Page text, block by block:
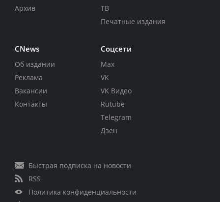
Архив
ТВ
Печатные издания
CNews
Об издании
Реклама
Вакансии
Контакты
Соцсети
Max
VK
VK Видео
Rutube
Telegram
Дзен
Быстрая подписка на новости
RSS
Политика конфиденциальности